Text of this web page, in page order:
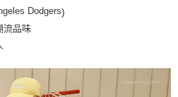
)免運費
)免運費
Dodgers)
流品味